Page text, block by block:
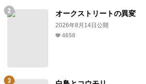
オークストリートの異変
2026年8月14日公開
4658